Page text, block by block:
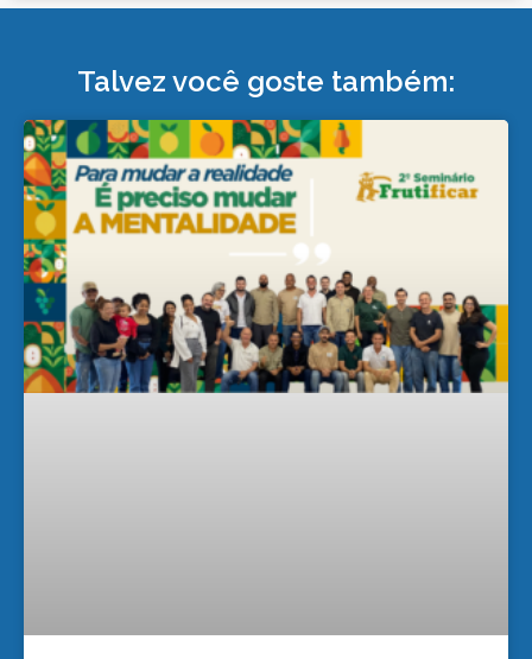
Talvez você goste também: